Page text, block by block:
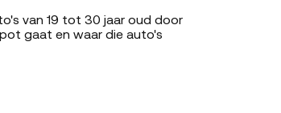
van 19 tot 30 jaar oud door
gaat en waar die auto's